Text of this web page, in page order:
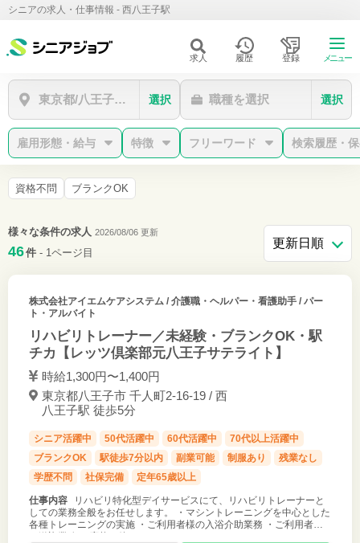
シニアの求人・仕事情報 - 西八王子駅
求人 履歴 登録 メニュー
東京都/八王子市/西八王子駅
選択 職種を選択 選択
雇用形態・給与 特徴 フリーワード 検索履歴・
資格不問 ブランクOK
様々な条件の求人 2026/08/06 更新
46件 - 1ページ目
株式会社アイエムケアシステム/ 介護職・ヘルパー・看護助手 / パー
ト・アルバイト
リハビリトレーナー／未経験・ブランクOK・駅
チカ【レッツ倶楽部元八王子サテライト】
時給1,300円〜1,400円
東京都八王子市 千人町2-16-19 / 西
八王子駅 徒歩5分
シニア活躍中 50代活躍中 60代活躍中
70代以上活躍中
ブランクOK
駅徒歩7分以内 副業可能 制服あり
残業なし
学歴不問
社保完備 定年65歳以上
仕事内容
リハビリ特化型デイサービスにて、リハビリトレーナーと
しての業務全般をお任せします。 ・マシントレーニングを中心とした
各種トレーニングの実施 ・ご利用者様の入浴介助業務 ・ご利用者様